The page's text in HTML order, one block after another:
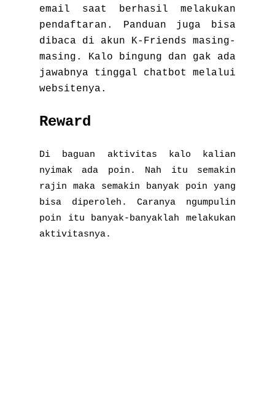
email saat berhasil melakukan
pendaftaran. Panduan juga bisa
dibaca di akun K-Friends masing-
masing. Kalo bingung dan gak ada
jawabnya tinggal chatbot melalui
websitenya.
Reward
Di baguan aktivitas kalo kalian
nyimak ada poin. Nah itu semakin
rajin maka semakin banyak poin yang
bisa diperoleh. Caranya ngumpulin
poin itu banyak-banyaklah melakukan
aktivitasnya.